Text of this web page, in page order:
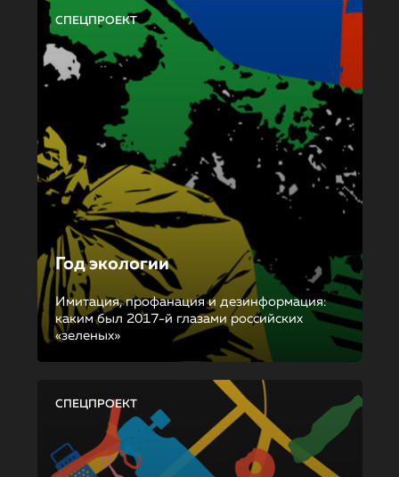
СПЕЦПРОЕКТ
Год экологии
Имитация, профанация и дезинформация:
каким был 2017-й глазами российских
«зеленых»
СПЕЦПРОЕКТ